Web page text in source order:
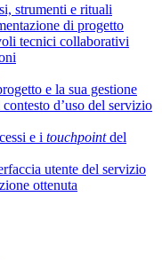
strumenti e rituali
di progetto
tecnici collaborativi
e la sua gestione
d’uso del servizio
e i touchpointdel
utente del servizio
ottenuta